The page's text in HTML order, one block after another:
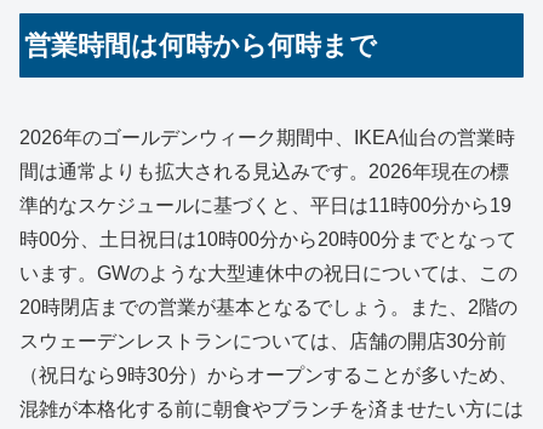
営業時間は何時から何時まで
2026年のゴールデンウィーク期間中、IKEA仙台の営業時
間は通常よりも拡大される見込みです。2026年現在の標
準的なスケジュールに基づくと、平日は11時00分から19
時00分、土日祝日は10時00分から20時00分までとなって
います。GWのような大型連休中の祝日については、この
20時閉店までの営業が基本となるでしょう。また、2階の
スウェーデンレストランについては、店舗の開店30分前
（祝日なら9時30分）からオープンすることが多いため、
混雑が本格化する前に朝食やブランチを済ませたい方には